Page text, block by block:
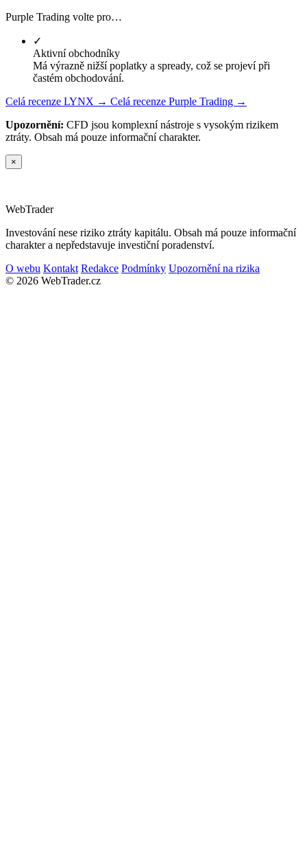
Purple Trading volte pro…
✓
Aktivní obchodníky
Má výrazně nižší poplatky a spready, což se projeví při
častém obchodování.
Celá recenze LYNX → Celá recenze Purple Trading →
Upozornění: CFD jsou komplexní nástroje s vysokým rizikem
ztráty. Obsah má pouze informační charakter.
×
WebTrader
Investování nese riziko ztráty kapitálu. Obsah má pouze informační
charakter a nepředstavuje investiční poradenství.
O webu Kontakt Redakce Podmínky Upozornění na rizika
© 2026 WebTrader.cz